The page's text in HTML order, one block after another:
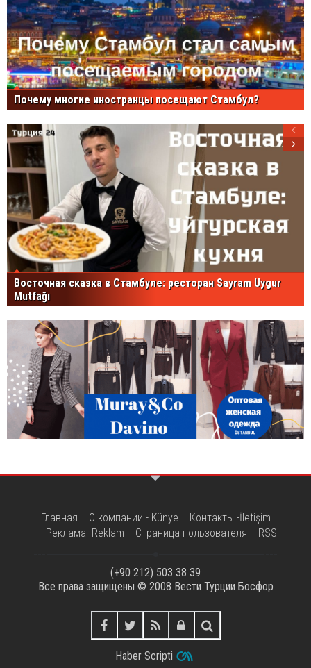
Почему многие иностранцы посещают Стамбул?
Восточная сказка в Стамбуле: ресторан Sayram Uygur
Mutfağı
Главная О компании - Künye
Контакты -İletişim
Реклама- Reklam
Страница пользователя RSS
(+90 212) 503 38 39
Все права защищены © 2008 Вести Турции Босфор
Haber Scripti